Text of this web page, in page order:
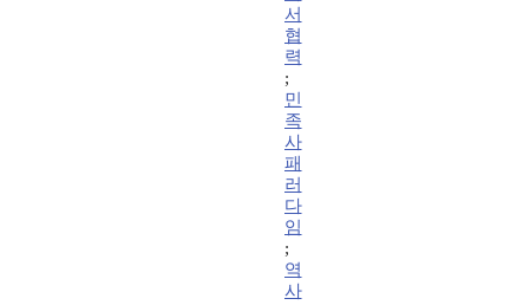
서
협
력
;
민
족
사
패
러
다
임
;
역
사